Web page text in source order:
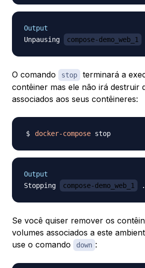
Output
Unpausing
compose-demo_web_1
O comando stop
terminará a
contêiner mas ele não irá destruir
associados aos seus contêineres:
docker-compose
Output
Stopping
compose-demo_web_1
Se você quiser remover os
volumes associados a este
use o comando
down :